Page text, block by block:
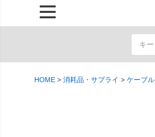
HOME 消耗品・サプライ ケーブル